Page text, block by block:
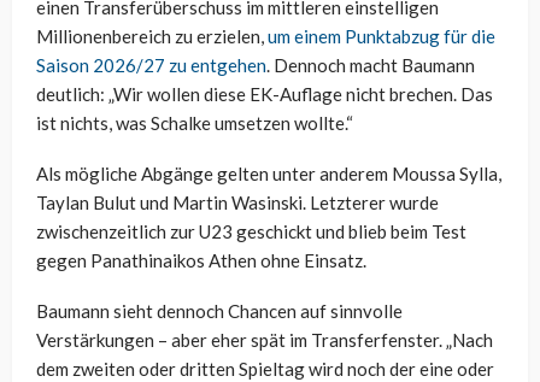
einen Transferüberschuss im mittleren einstelligen
Millionenbereich zu erzielen,um einem Punktabzug für die
Saison 2026/27 zu entgehen. Dennoch macht Baumann
deutlich: „Wir wollen diese EK-Auflage nicht brechen. Das
ist nichts, was Schalke umsetzen wollte.“
Als mögliche Abgänge gelten unter anderem Moussa Sylla,
Taylan Bulut und Martin Wasinski. Letzterer wurde
zwischenzeitlich zur U23 geschickt und blieb beim Test
gegen Panathinaikos Athen ohne Einsatz.
Baumann sieht dennoch Chancen auf sinnvolle
Verstärkungen – aber eher spät im Transferfenster. „Nach
dem zweiten oder dritten Spieltag wird noch der eine oder